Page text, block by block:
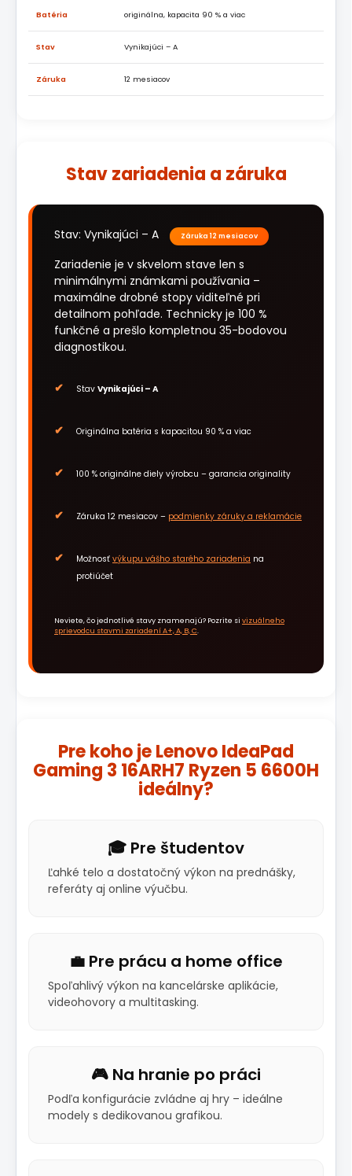
Batéria originálna, kapacita 90 % a viac
Stav Vynikajúci – A
Záruka 12 mesiacov
Stav zariadenia a záruka
Stav: Vynikajúci – A Záruka 12 mesiacov
Zariadenie je v skvelom stave len s
minimálnymi známkami používania –
maximálne drobné stopy viditeľné pri
detailnom pohľade. Technicky je 100 %
funkčné a prešlo kompletnou 35-bodovou
diagnostikou.
Stav Vynikajúci – A
Originálna batéria s kapacitou 90 % a viac
100 % originálne diely výrobcu – garancia originality
Záruka 12 mesiacov – podmienky záruky a reklamácie
Možnosť výkupu vášho starého zariadenia na
protiúčet
Neviete, čo jednotlivé stavy znamenajú? Pozrite si vizuálneho
sprievodcu stavmi zariadení A+, A, B, C.
Pre koho je Lenovo IdeaPad
Gaming 3 16ARH7 Ryzen 5 6600H
ideálny?
🎓 Pre študentov
Ľahké telo a dostatočný výkon na prednášky,
referáty aj online výučbu.
💼 Pre prácu a home office
Spoľahlivý výkon na kancelárske aplikácie,
videohovory a multitasking.
🎮 Na hranie po práci
Podľa konfigurácie zvládne aj hry – ideálne
modely s dedikovanou grafikou.